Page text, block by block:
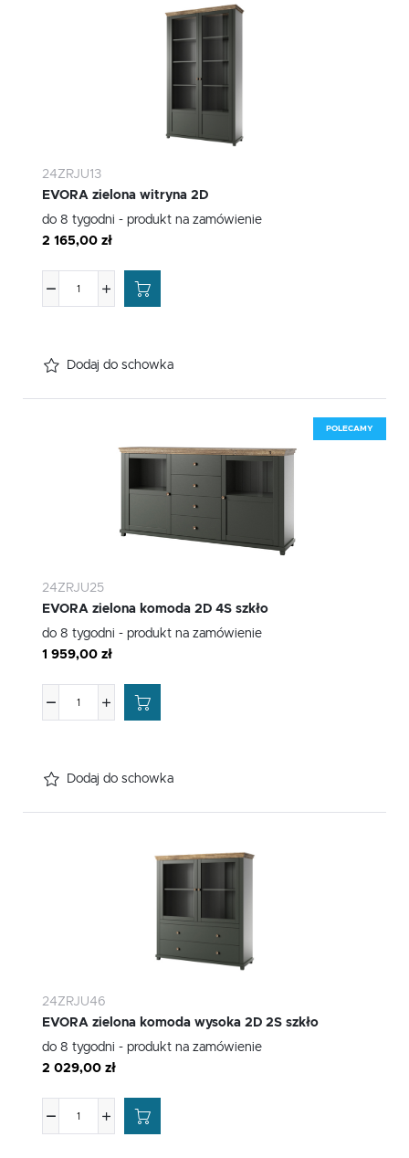
24ZRJU13
EVORA zielona witryna 2D
do 8 tygodni - produkt na zamówienie
2 165,00 zł
Dodaj do schowka
POLECAMY
24ZRJU25
EVORA zielona komoda 2D 4S szkło
do 8 tygodni - produkt na zamówienie
1 959,00 zł
Dodaj do schowka
24ZRJU46
EVORA zielona komoda wysoka 2D 2S szkło
do 8 tygodni - produkt na zamówienie
2 029,00 zł